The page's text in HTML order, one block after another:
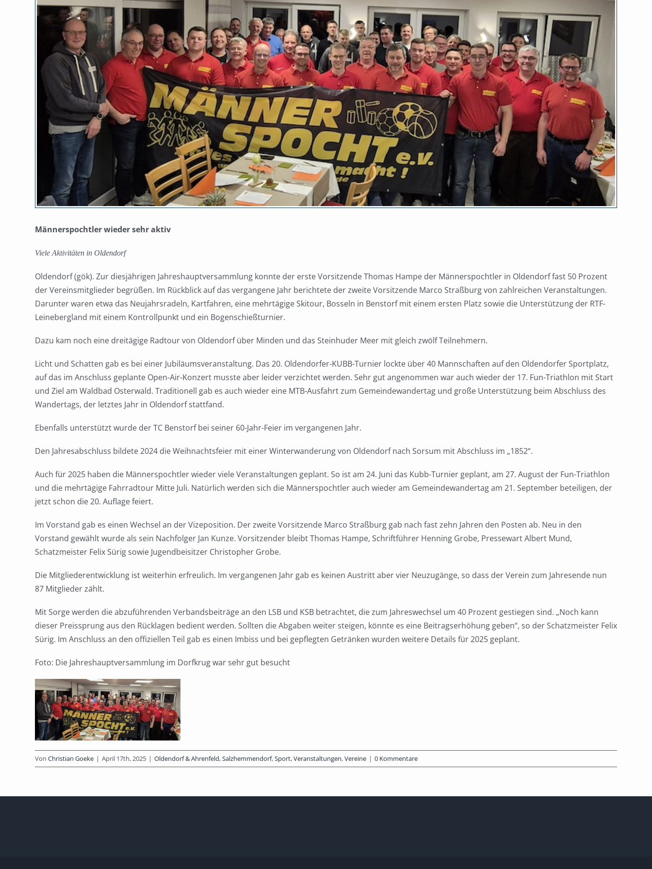
Männerspochtler wieder sehr aktiv
Viele Aktivitäten in Oldendorf
Oldendorf (gök). Zur diesjährigen Jahreshauptversammlung konnte der erste Vorsitzende Thomas Hampe der Männerspochtler in Oldendorf fast 50 Prozent
der Vereinsmitglieder begrüßen. Im Rückblick auf das vergangene Jahr berichtete der zweite Vorsitzende Marco Straßburg von zahlreichen Veranstaltungen.
Darunter waren etwa das Neujahrsradeln, Kartfahren, eine mehrtägige Skitour, Bosseln in Benstorf mit einem ersten Platz sowie die Unterstützung der RTF-
Leinebergland mit einem Kontrollpunkt und ein Bogenschießturnier.
Dazu kam noch eine dreitägige Radtour von Oldendorf über Minden und das Steinhuder Meer mit gleich zwölf Teilnehmern.
Licht und Schatten gab es bei einer Jubiläumsveranstaltung. Das 20. Oldendorfer-KUBB-Turnier lockte über 40 Mannschaften auf den Oldendorfer Sportplatz,
auf das im Anschluss geplante Open-Air-Konzert musste aber leider verzichtet werden. Sehr gut angenommen war auch wieder der 17. Fun-Triathlon mit Start
und Ziel am Waldbad Osterwald. Traditionell gab es auch wieder eine MTB-Ausfahrt zum Gemeindewandertag und große Unterstützung beim Abschluss des
Wandertags, der letztes Jahr in Oldendorf stattfand.
Ebenfalls unterstützt wurde der TC Benstorf bei seiner 60-Jahr-Feier im vergangenen Jahr.
Den Jahresabschluss bildete 2024 die Weihnachtsfeier mit einer Winterwanderung von Oldendorf nach Sorsum mit Abschluss im „1852“.
Auch für 2025 haben die Männerspochtler wieder viele Veranstaltungen geplant. So ist am 24. Juni das Kubb-Turnier geplant, am 27. August der Fun-Triathlon
und die mehrtägige Fahrradtour Mitte Juli. Natürlich werden sich die Männerspochtler auch wieder am Gemeindewandertag am 21. September beteiligen, der
jetzt schon die 20. Auflage feiert.
Im Vorstand gab es einen Wechsel an der Vizeposition. Der zweite Vorsitzende Marco Straßburg gab nach fast zehn Jahren den Posten ab. Neu in den
Vorstand gewählt wurde als sein Nachfolger Jan Kunze. Vorsitzender bleibt Thomas Hampe, Schriftführer Henning Grobe, Pressewart Albert Mund,
Schatzmeister Felix Sürig sowie Jugendbeisitzer Christopher Grobe.
Die Mitgliederentwicklung ist weiterhin erfreulich. Im vergangenen Jahr gab es keinen Austritt aber vier Neuzugänge, so dass der Verein zum Jahresende nun
87 Mitglieder zählt.
Mit Sorge werden die abzuführenden Verbandsbeiträge an den LSB und KSB betrachtet, die zum Jahreswechsel um 40 Prozent gestiegen sind. „Noch kann
dieser Preissprung aus den Rücklagen bedient werden. Sollten die Abgaben weiter steigen, könnte es eine Beitragserhöhung geben“, so der Schatzmeister Felix
Sürig. Im Anschluss an den offiziellen Teil gab es einen Imbiss und bei gepflegten Getränken wurden weitere Details für 2025 geplant.
Foto: Die Jahreshauptversammlung im Dorfkrug war sehr gut besucht
Von Christian Goeke | April 17th, 2025 | Oldendorf & Ahrenfeld,Salzhemmendorf,Sport,Veranstaltungen,Vereine | 0 Kommentare